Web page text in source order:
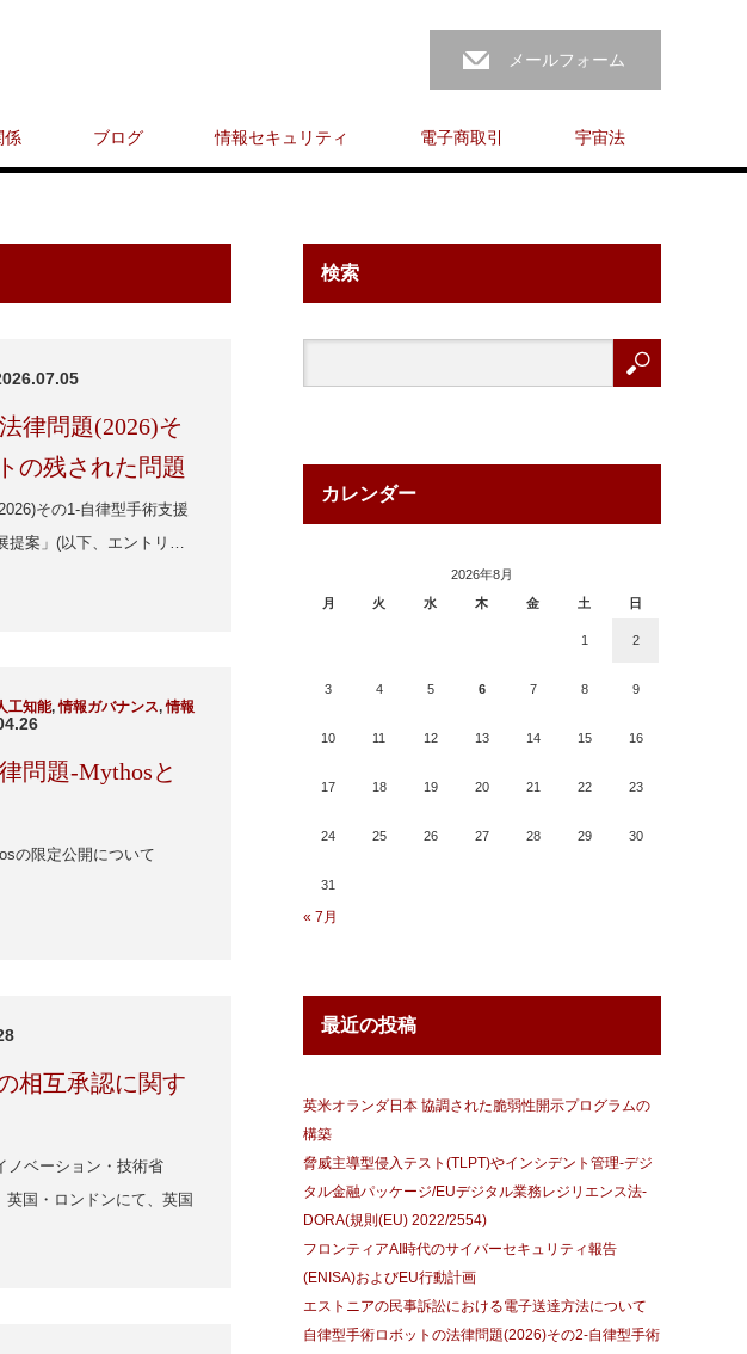
メールフォーム
係 ブログ 情報セキュリティ 電子商取引 宇宙法
律問題(2026)そ
の残された問題
その1-自律型手術支援
提案」(以下、エントリ…
工知能,情報ガバナンス,情報
問題-Mythosと
の限定公開について
相互承認に関す
ノベーション・技術省
英国・ロンドンにて、英国
検索
カレンダー
2026年8月
月
火 水 木 金 土 日
1 2
3 4 5 6 7 8 9
10 11 12 13 14 15 16
17 18 19 20 21 22 23
24 25 26 27 28 29 30
31
« 7月
最近の投稿
英米オランダ日本 協調された脆弱性開示プログラムの
構築
脅威主導型侵入テスト(TLPT)やインシデント管理-デジ
タル金融パッケージ/EUデジタル業務レジリエンス法-
DORA(規則(EU) 2022/2554)
フロンティアAI時代のサイバーセキュリティ報告
(ENISA)およびEU行動計画
エストニアの民事訴訟における電子送達方法について
自律型手術ロボットの法律問題(2026)その2-自律型手術